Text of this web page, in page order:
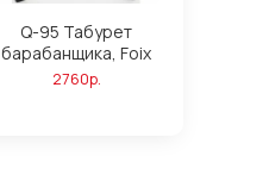
Q-95 Табурет
барабанщика, Foix
2760р.